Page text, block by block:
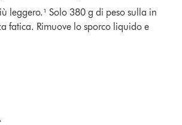
leggero.¹ Solo 380 g di peso sulla in
fatica. Rimuove lo sporco liquido e